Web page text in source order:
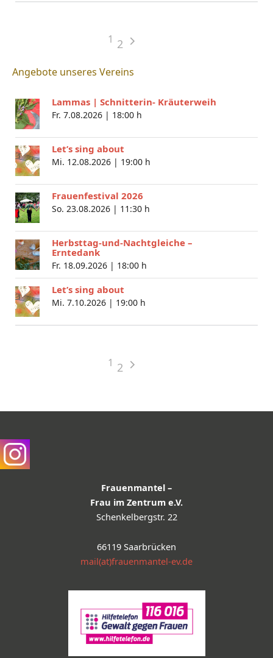
1 2
Angebote unseres Vereins
Lammas | Schnitterin- Kräuterweih
Fr. 7.08.2026 | 18:00 h
Let’s sing about
Mi. 12.08.2026 | 19:00 h
Frauenfestival 2026
So. 23.08.2026 | 11:30 h
Herbsttag-und-Nachtgleiche –
Erntedank
Fr. 18.09.2026 | 18:00 h
Let’s sing about
Mi. 7.10.2026 | 19:00 h
1 2
Frauenmantel –
Frau im Zentrum e.V.
Schenkelbergstr. 22
66119 Saarbrücken
mail(at)frauenmantel-ev.de